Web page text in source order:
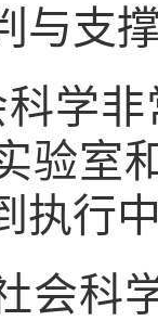
与支
非
验室
执行
科学